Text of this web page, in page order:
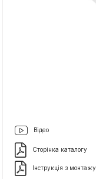
Відео
Сторінка каталогу
Інструкція з монтажу